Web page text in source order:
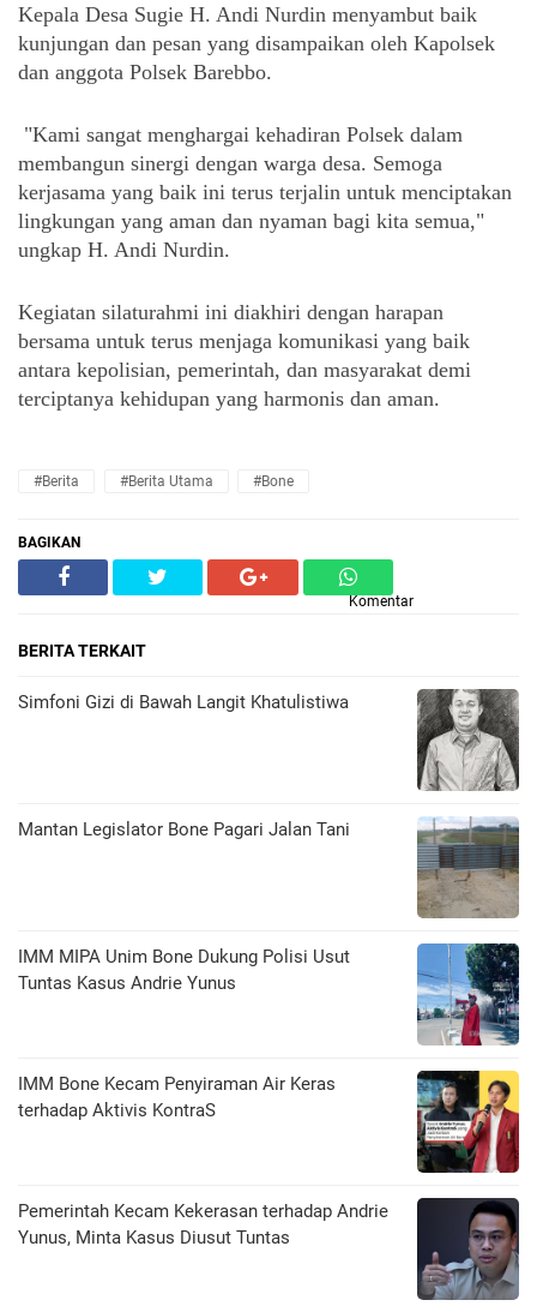
Kepala Desa Sugie H. Andi Nurdin menyambut baik
kunjungan dan pesan yang disampaikan oleh Kapolsek
dan anggota Polsek Barebbo.
"Kami sangat menghargai kehadiran Polsek dalam
membangun sinergi dengan warga desa. Semoga
kerjasama yang baik ini terus terjalin untuk menciptakan
lingkungan yang aman dan nyaman bagi kita semua,"
ungkap H. Andi Nurdin.
Kegiatan silaturahmi ini diakhiri dengan harapan
bersama untuk terus menjaga komunikasi yang baik
antara kepolisian, pemerintah, dan masyarakat demi
terciptanya kehidupan yang harmonis dan aman.
#Berita #Berita Utama #Bone
BAGIKAN
Komentar
BERITA TERKAIT
​Simfoni Gizi di Bawah Langit Khatulistiwa
Mantan Legislator Bone Pagari Jalan Tani
IMM MIPA Unim Bone Dukung Polisi Usut
Tuntas Kasus Andrie Yunus
IMM Bone Kecam Penyiraman Air Keras
terhadap Aktivis KontraS
Pemerintah Kecam Kekerasan terhadap Andrie
Yunus, Minta Kasus Diusut Tuntas